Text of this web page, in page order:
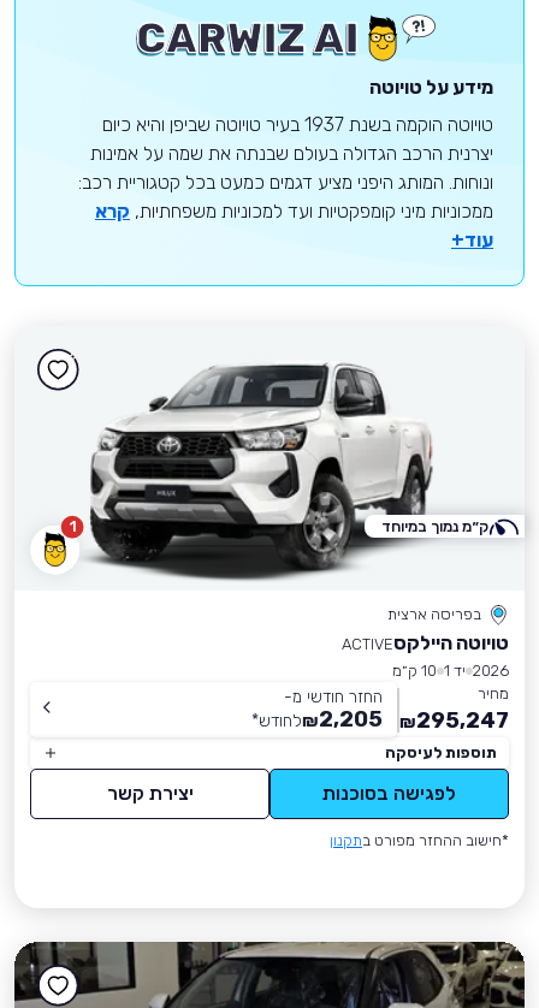
מידע על טויוטה
טויוטה הוקמה בשנת 1937 בעיר טויוטה שביפן והיא כיום
יצרנית הרכב הגדולה בעולם שבנתה את שמה על אמינות
ונוחות. המותג היפני מציע דגמים כמעט בכל קטגוריית רכב:
ממכוניות מיני קומפקטיות ועד למכוניות משפחתיות, קרא
עוד+
1
בפריסה ארצית
טויוטה היילקסACTIVE
2026 יד 1
10 ק״מ
מחיר
295,247
₪
החזר חודשי מ-
2,205
₪לחודש*
תוספות לעיסקה
לפגישה בסוכנות יצירת קשר
*חישוב ההחזר מפורט בתקנון
ק״מ נמוך במיוחד